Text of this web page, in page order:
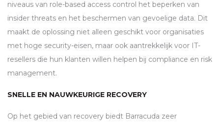
niveaus van role-based access control het beperken van
insider threats en het beschermen van gevoelige data. Dit
maakt de oplossing niet alleen geschikt voor organisaties
met hoge security-eisen, maar ook aantrekkelijk voor IT-
resellers die hun klanten willen helpen bij compliance en risk
management.
SNELLE EN NAUWKEURIGE RECOVERY
Op het gebied van recovery biedt Barracuda zeer